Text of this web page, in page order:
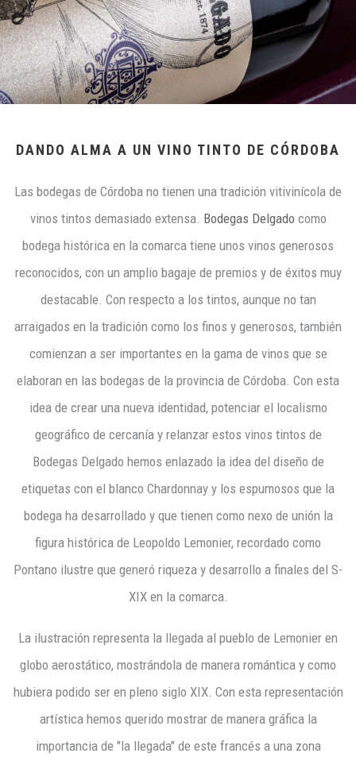
DANDO ALMA A UN VINO TINTO DE CÓRDOBA
Las bodegas de Córdoba no tienen una tradición vitivinícola de
vinos tintos demasiado extensa. Bodegas Delgado como
bodega histórica en la comarca tiene unos vinos generosos
reconocidos, con un amplio bagaje de premios y de éxitos muy
destacable. Con respecto a los tintos, aunque no tan
arraigados en la tradición como los finos y generosos, también
comienzan a ser importantes en la gama de vinos que se
elaboran en las bodegas de la provincia de Córdoba. Con esta
idea de crear una nueva identidad, potenciar el localismo
geográfico de cercanía y relanzar estos vinos tintos de
Bodegas Delgado hemos enlazado la idea del diseño de
etiquetas con el blanco Chardonnay y los espumosos que la
bodega ha desarrollado y que tienen como nexo de unión la
figura histórica de Leopoldo Lemonier, recordado como
Pontano ilustre que generó riqueza y desarrollo a finales del S-
XIX en la comarca.
La ilustración representa la llegada al pueblo de Lemonier en
globo aerostático, mostrándola de manera romántica y como
hubiera podido ser en pleno siglo XIX. Con esta representación
artística hemos querido mostrar de manera gráfica la
importancia de "la llegada" de este francés a una zona